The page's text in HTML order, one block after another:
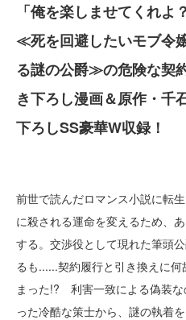
「俺を楽しませてくれよ
≪死を回避したいモブ
る謎の公爵≫の危険な契
き下ろし漫画＆原作・千
下ろしSS豪華W収録！
前世で読んだロマンス小説に転
に殺される運命を変えるため、
する。交渉役として現れた筆頭
るも......契約履行と引き換えに
まった!? 利害一致による偽装
った冷酷な策士から、謎の執